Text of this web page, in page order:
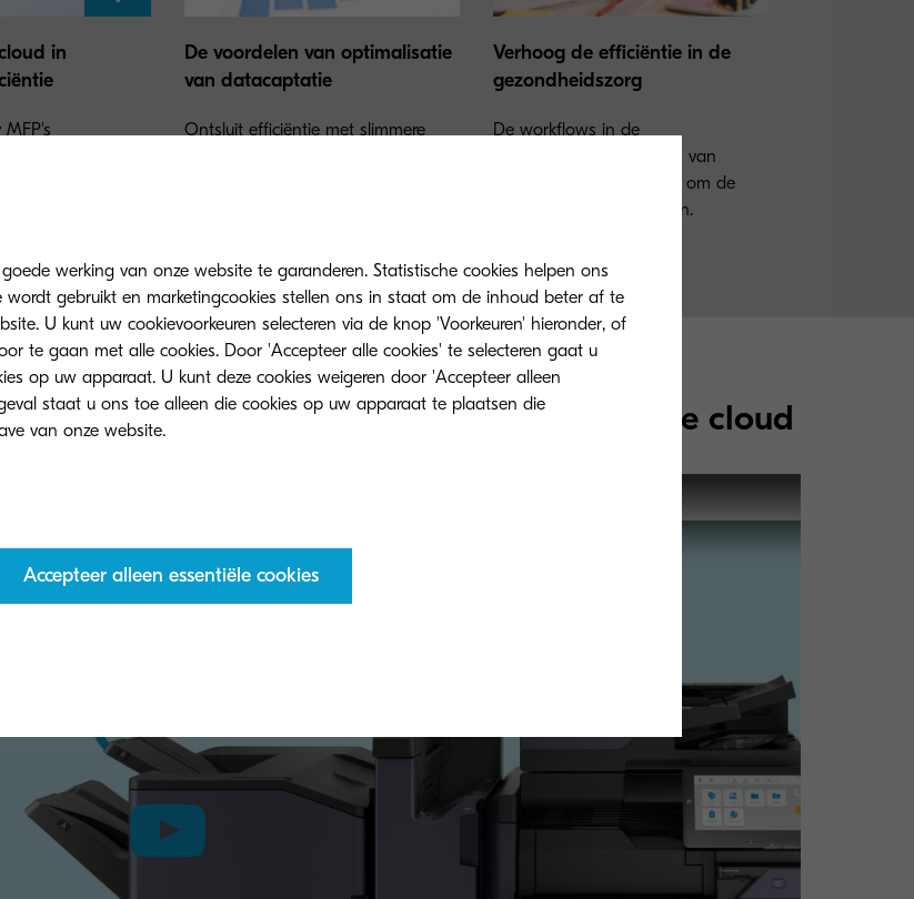
in
De voordelen van optimalisatie
van datacaptatie
Ontsluit efficiëntie met slimmere
Verhoog de efficiëntie in de
gezondheidszorg
De workflows in de
gezondheidszorg moeten van
papier naar cloud-based om de
efficiëntie te optimaliseren.
met deze MFP's die klaar zijn voor de cloud
werking van onze website te garanderen. Statistische cookies helpen ons
gebruikt en marketingcookies stellen ons in staat om de inhoud beter af te
U kunt uw cookievoorkeuren selecteren via de knop 'Voorkeuren' hieronder, of
te gaan met alle cookies. Door 'Accepteer alle cookies' te selecteren gaat u
op uw apparaat. U kunt deze cookies weigeren door 'Accepteer alleen
staat u ons toe alleen die cookies op uw apparaat te plaatsen die
noodzakelijk zijn voor de correcte weergave van onze website.
Accepteer alleen essentiële cookies